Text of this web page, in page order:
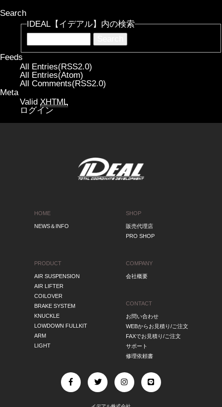
Search
IDEAL【イデアル】内の検索
Feeds
All Entries(RSS2.0)
All Entries(Atom)
All Comments(RSS2.0)
Meta
Valid XHTML
ログイン
HOME
NEWS＆INFO
PRODUCT
AIR SUSPENSION
AIR LIFTER
COILOVER
BRAKE SYSTEM
KNUCKLE
LOWDOWN FULLKIT
ARM
LIGHT
SHOP
販売代理店
PRO SHOP
COMPANY
会社概要
CONTACT
お問い合わせ
WEBからお見積り/ご注文
FAXでお見積り/ご注文
サポート
修理依頼書